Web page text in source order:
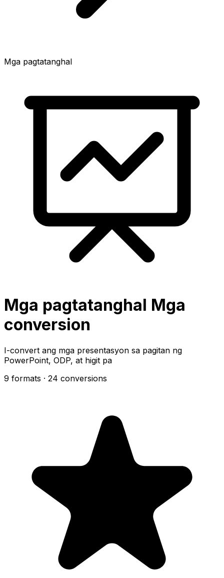
Mga pagtatanghal
Mga pagtatanghal Mga
conversion
I-convert ang mga presentasyon sa pagitan ng
PowerPoint, ODP, at higit pa
9 formats · 24 conversions